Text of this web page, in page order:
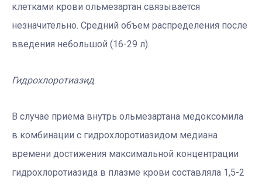
клетками крови ольмезартан связывается
незначительно. Средний объем распределения после
введения небольшой (16-29 л).
Гидрохлоротиазид
В случае приема внутрь ольмезартана медоксомила
в комбинации с гидрохлоротиазидом медиана
времени достижения максимальной концентрации
гидрохлоротиазида в плазме крови составляла 1,5-2